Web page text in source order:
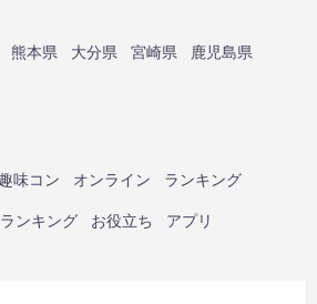
熊本県 大分県 宮崎県
鹿児島県
趣味コン オンライン ランキング
ンキング お役立ち アプリ